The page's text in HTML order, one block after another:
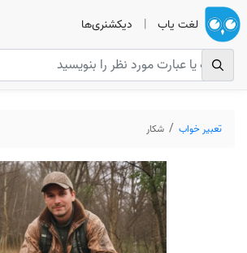
لغت یاب | دیکشنری‌ها
تعبیر خواب شکار